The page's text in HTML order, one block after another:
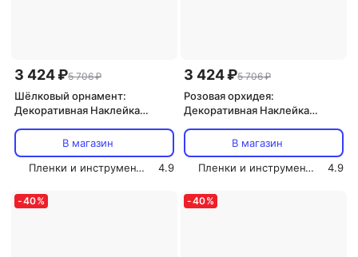
3 424 ₽5 706 ₽
Шёлковый орнамент:
Декоративная Наклейка
210х80 смВ магазин
Пленки и инструмент СОЛАРТЕК
4.9
3 424 ₽5 706 ₽
Розовая орхидея:
Декоративная Наклейка
210х80 смВ магазин
Пленки и инструмент СОЛАРТЕК
4.9
-40% -40%